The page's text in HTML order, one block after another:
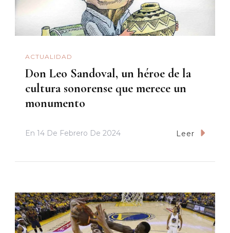
ACTUALIDAD
Don Leo Sandoval, un héroe de la
cultura sonorense que merece un
monumento
En 14 De Febrero De 2024 Leer